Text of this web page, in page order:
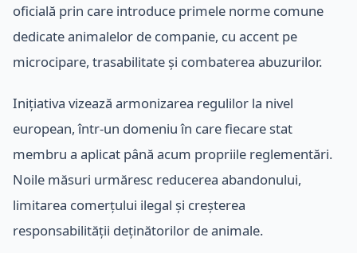
oficială prin care introduce primele norme comune
dedicate animalelor de companie, cu accent pe
microcipare, trasabilitate și combaterea abuzurilor.
Inițiativa vizează armonizarea regulilor la nivel
european, într-un domeniu în care fiecare stat
membru a aplicat până acum propriile reglementări.
Noile măsuri urmăresc reducerea abandonului,
limitarea comerțului ilegal și creșterea
responsabilității deținătorilor de animale.